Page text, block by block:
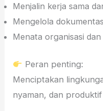
Menjalin kerja sama
Mengelola
Menata organisasi
Peran penting:
Menciptakan
nyaman, dan produktif